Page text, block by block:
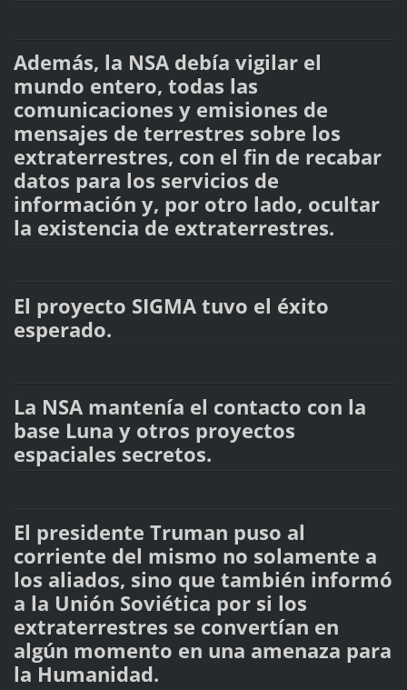
Además, la NSA debía vigilar el
mundo entero, todas las
comunicaciones y emisiones de
mensajes de terrestres sobre los
extraterrestres, con el fin de recabar
datos para los servicios de
información y, por otro lado, ocultar
la existencia de extraterrestres.
El proyecto SIGMA tuvo el éxito
esperado.
La NSA mantenía el contacto con la
base Luna y otros proyectos
espaciales secretos.
El presidente Truman puso al
corriente del mismo no solamente a
los aliados, sino que también informó
a la Unión Soviética por si los
extraterrestres se convertían en
algún momento en una amenaza para
la Humanidad.